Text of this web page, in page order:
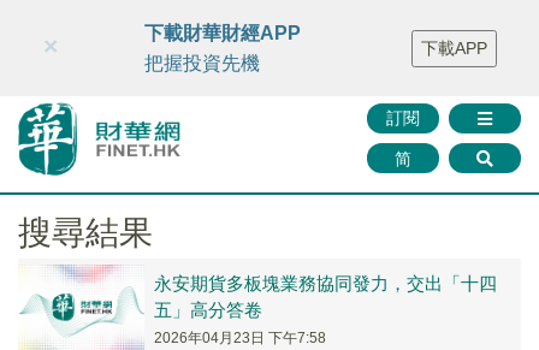
財華智庫網 FINTV FINMETA 財華證券 媒體矩陣
智庫沙龍
聯絡我們
訂閱
简
×
下載財華財經APP
把握投資先機
下載APP
搜尋結果
永安期貨多板塊業務協同發力，交出「十四
五」高分答卷
2026年04月23日 下午7:58